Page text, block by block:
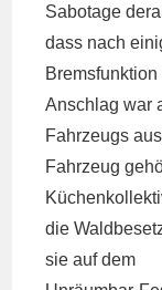
Sabotage
dass nach
Anschlag war
Fahrzeugs
Fahrzeug
die
sie auf dem